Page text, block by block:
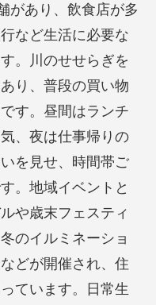
があり、飲食店が多
など生活に必要な
。川のせせらぎを
り、普段の買い物
す。昼間はランチ
、夜は仕事帰りの
を見せ、時間帯ご
。地域イベントと
や歳末フェスティ
のイルミネーショ
どが開催され、住
ています。日常生